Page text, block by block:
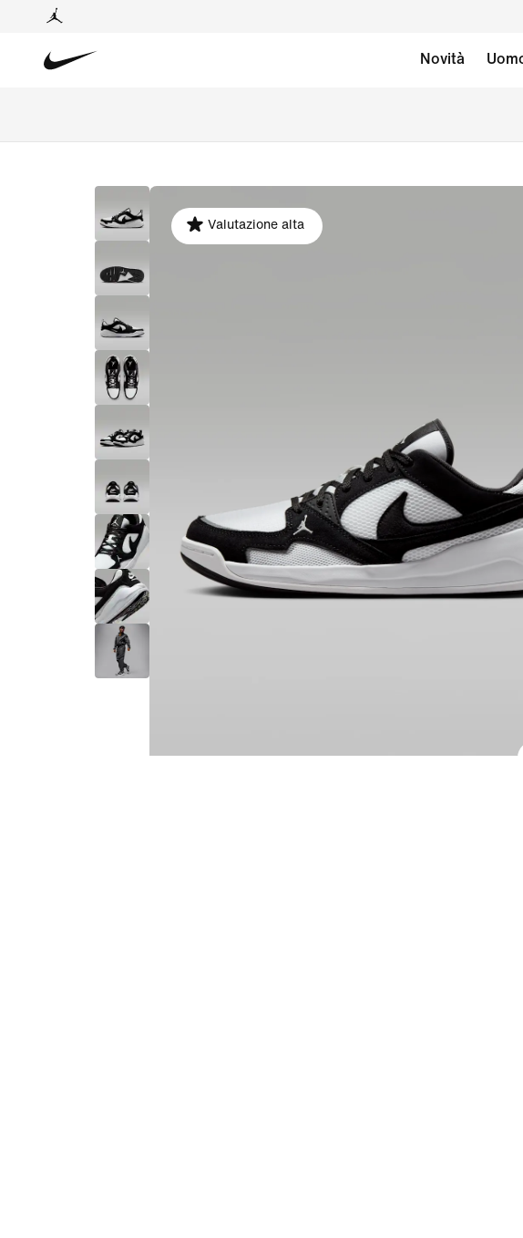
Novità
Valutazione alta